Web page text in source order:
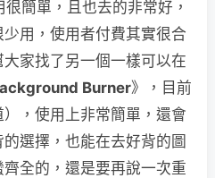
很簡單，且也去的非常好，
用，使用者付費其實很合
家找了另一個一樣可以在
Burner》，目前
，使用上非常簡單，還會
選擇，也能在去好背的圖
全的，還是要再說一次重